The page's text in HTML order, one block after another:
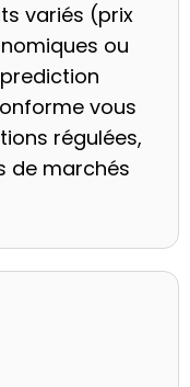
variés (prix
ou
vous
régulées,
de marchés